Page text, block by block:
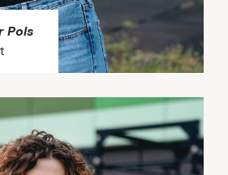
Pols
als fysiotherapeut
van Amsterdam en heeft
verdiept in schouder-,
Ze blijft zich graag